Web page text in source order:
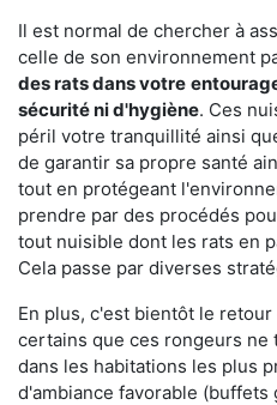
Il est normal de chercher à
celle de son environnement
des rats dans votre
sécurité ni d'hygiène. Ces
péril votre tranquillité ainsi
de garantir sa propre santé
tout en protégeant
prendre par des procédés
tout nuisible dont les rats en
Cela passe par diverses
En plus, c'est bientôt le
certains que ces rongeurs ne
dans les habitations les plus
d'ambiance favorable